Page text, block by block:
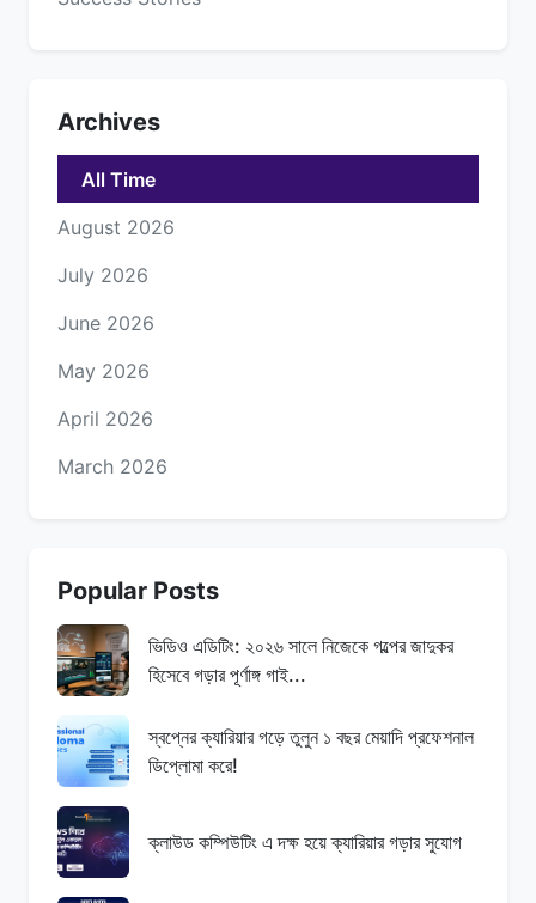
Archives
All Time
August 2026
July 2026
June 2026
May 2026
April 2026
March 2026
Popular Posts
ভিডিও এডিটিং: ২০২৬ সালে নিজেকে গল্পের জাদুকর
হিসেবে গড়ার পূর্ণাঙ্গ গাই...
স্বপ্নের ক্যারিয়ার গড়ে তুলুন ১ বছর মেয়াদি প্রফেশনাল
ডিপ্লোমা করে!
ক্লাউড কম্পিউটিং এ দক্ষ হয়ে ক্যারিয়ার গড়ার সুযোগ